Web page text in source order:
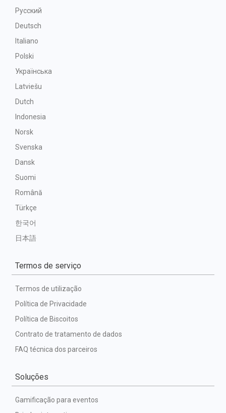
Русский
Deutsch
Italiano
Polski
Українська
Latviešu
Dutch
Indonesia
Norsk
Svenska
Dansk
Suomi
Română
Türkçe
한국어
日本語
Termos de serviço
Termos de utilização
Política de Privacidade
Política de Biscoitos
Contrato de tratamento de dados
FAQ técnica dos parceiros
Soluções
Gamificação para eventos